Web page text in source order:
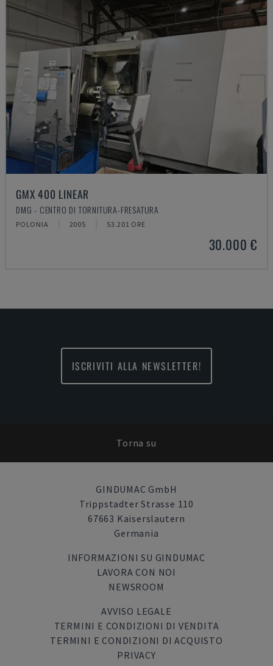
GMX 400 LINEAR
DMG - CENTRO DI TORNITURA-FRESATURA
POLONIA 2005 53.201 ORE
30.000 €
ISCRIVITI ALLA NEWSLETTER!
Torna su
GINDUMAC GmbH
Trippstadter Strasse 110
67663 Kaiserslautern
Germania
INFORMAZIONI SU GINDUMAC
LAVORA CON NOI
NEWSROOM
AVVISO LEGALE
TERMINI E CONDIZIONI DI VENDITA
TERMINI E CONDIZIONI DI ACQUISTO
PRIVACY